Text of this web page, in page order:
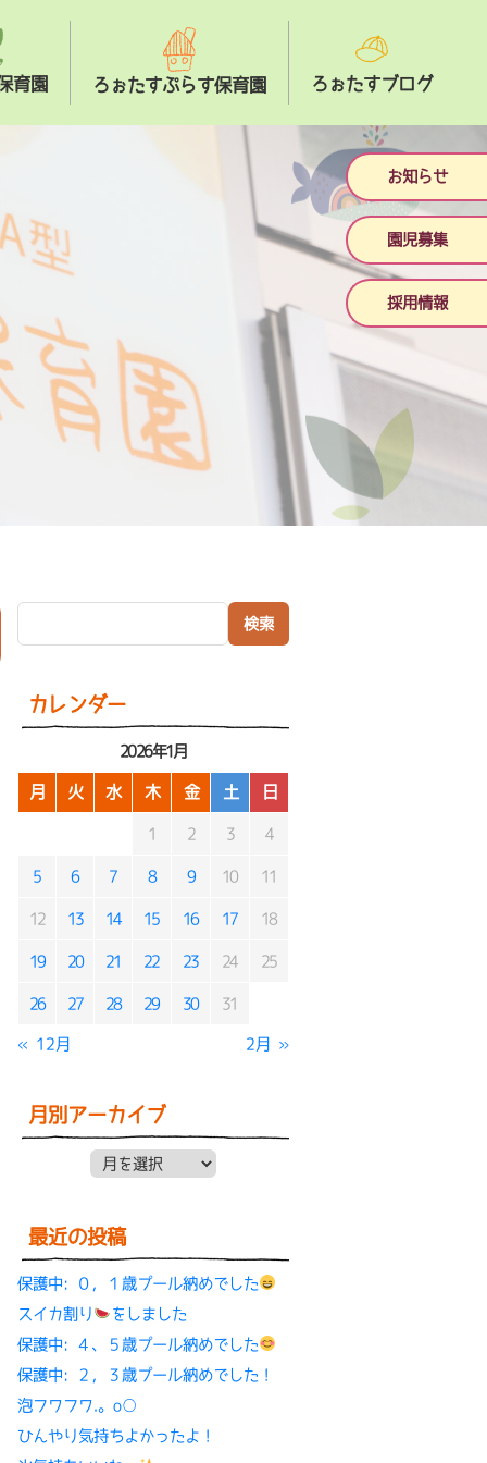
お知らせ
園児募集
採用情報
育園 ろぉたすぷらす保育園 ろぉたすブログ
カレンダー
2026年1月
月 火 水 木 金 土 日
1 2 3 4
5 6 7 8 9 10 11
12 13 14 15 16 17 18
19 20 21 22 23 24 25
26 27 28 29 30 31
« 12月 2月 »
月別アーカイブ
月別アーカイブ
最近の投稿
保護中: ０，１歳プール納めでした
スイカ割り
をしました
保護中: ４、５歳プール納めでした
保護中: ２，３歳プール納めでした！
泡フワフワ.。o○
ひんやり気持ちよかったよ！